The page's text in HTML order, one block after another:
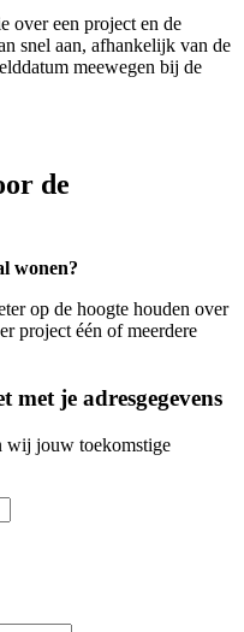
over een project en de
snel aan, afhankelijk van de
meewegen bij de
de
wonen?
op de hoogte houden over
project één of meerdere
je adresgegevens
wij jouw toekomstige